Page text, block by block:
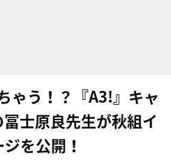
ゃう！？『A3!』キャ
士原良先生が秋組イ
を公開！